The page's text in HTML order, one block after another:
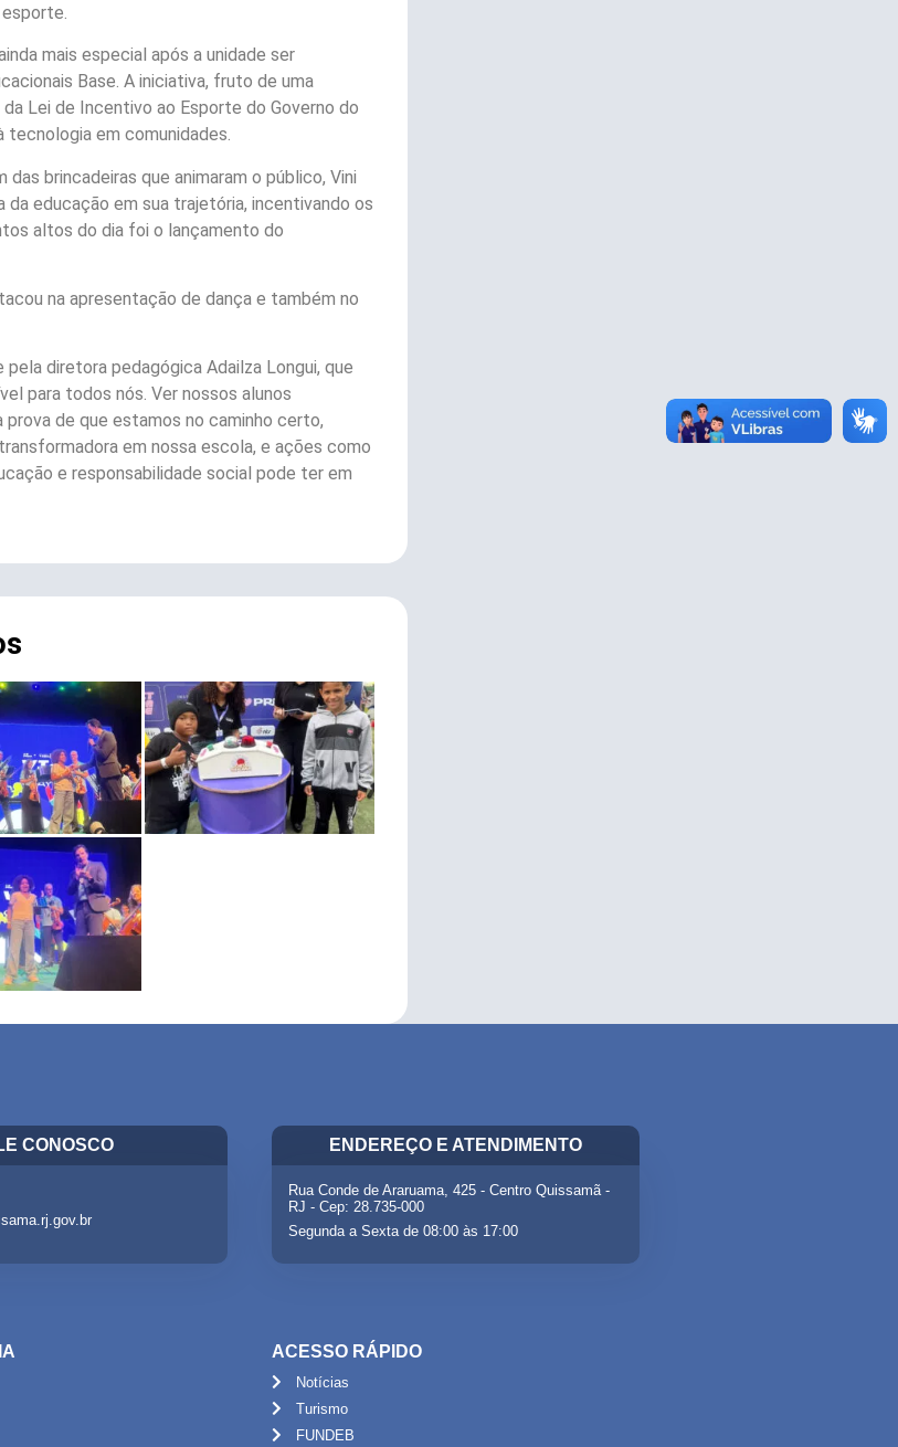
mais especial após a unidade ser
Base. A iniciativa, fruto de uma
Lei de Incentivo ao Esporte do Governo do
tecnologia em comunidades.
brincadeiras que animaram o público, Vini
educação em sua trajetória, incentivando os
altos do dia foi o lançamento do
na apresentação de dança e também no
diretora pedagógica Adailza Longui, que
para todos nós. Ver nossos alunos
de que estamos no caminho certo,
em nossa escola, e ações como
e responsabilidade social pode ter em
CONOSCO ENDEREÇO E ATENDIMENTO
Rua Conde de Araruama, 425 - Centro Quissamã -
RJ - Cep: 28.735-000
Segunda a Sexta de 08:00 às 17:00
ACESSO RÁPIDO
Notícias
Turismo
FUNDEB